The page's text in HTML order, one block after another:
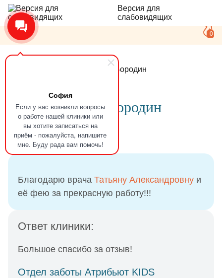
София
Если у вас возникли вопросы
о работе нашей клиники или
вы хотите записаться на
приём - пожалуйста, напишите
мне. Буду рада вам помочь!
Версия для
слабовидящих
0
Сергей Бородин
ОтзывСергей Бородин
16.04.2021
Благодарю врача Татьяну Александровну и
её фею за прекрасную работу!!!
Ответ клиники:
Большое спасибо за отзыв!
Отдел заботы Атрибьют KIDS